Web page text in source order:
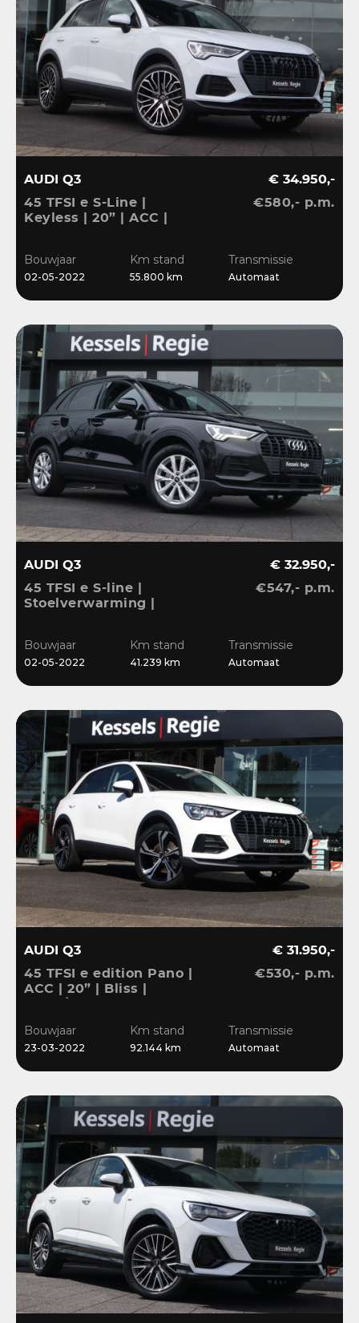
AUDI Q3
45 TFSI e S-Line |
Keyless | 20” | ACC |
€ 34.950,-
€580,- p.m.
Bouwjaar
02-05-2022
Km stand
55.800 km
Transmissie
Automaat
AUDI Q3
45 TFSI e S-line |
Stoelverwarming |
€ 32.950,-
€547,- p.m.
Bouwjaar
02-05-2022
Km stand
41.239 km
Transmissie
Automaat
AUDI Q3
45 TFSI e edition Pano |
ACC | 20” | Bliss |
€ 31.950,-
€530,- p.m.
Bouwjaar
23-03-2022
Km stand
92.144 km
Transmissie
Automaat